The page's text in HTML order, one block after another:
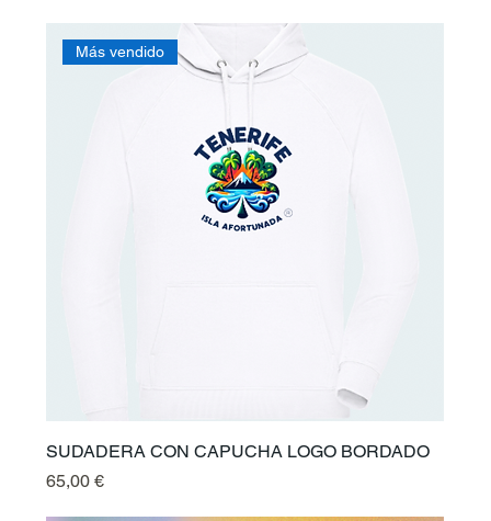
Más vendido
SUDADERA CON CAPUCHA LOGO BORDADO
Preis
65,00 €